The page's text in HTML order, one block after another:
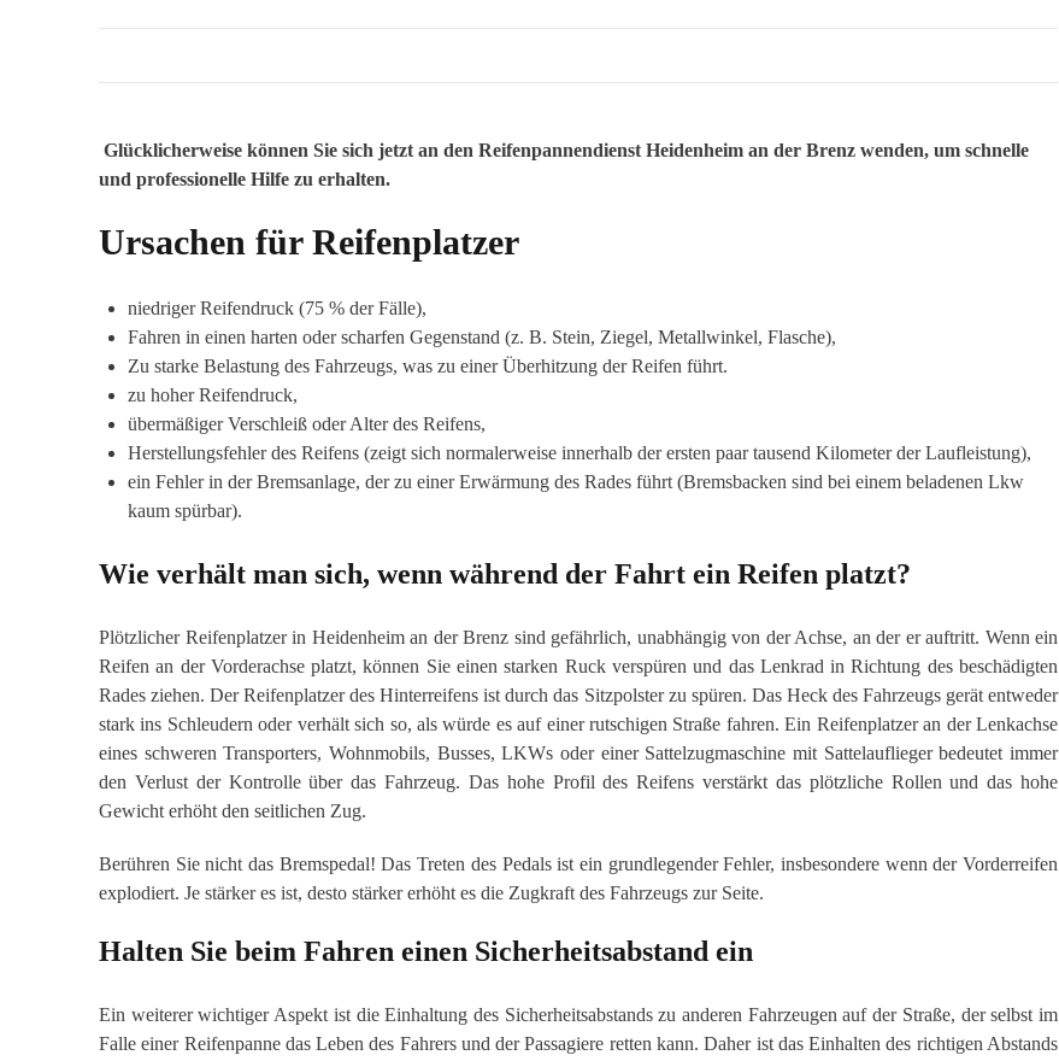
Glücklicherweise können Sie sich jetzt an den Reifenpannendienst Heidenheim an der Brenz wenden, um schnelle
und professionelle Hilfe zu erhalten.
Ursachen für Reifenplatzer
niedriger Reifendruck (75 % der Fälle),
Fahren in einen harten oder scharfen Gegenstand (z. B. Stein, Ziegel, Metallwinkel, Flasche),
Zu starke Belastung des Fahrzeugs, was zu einer Überhitzung der Reifen führt.
zu hoher Reifendruck,
übermäßiger Verschleiß oder Alter des Reifens,
Herstellungsfehler des Reifens (zeigt sich normalerweise innerhalb der ersten paar tausend Kilometer der Laufleistung),
ein Fehler in der Bremsanlage, der zu einer Erwärmung des Rades führt (Bremsbacken sind bei einem beladenen Lkw
kaum spürbar).
Wie verhält man sich, wenn während der Fahrt ein Reifen platzt?
Plötzlicher Reifenplatzer in Heidenheim an der Brenz sind gefährlich, unabhängig von der Achse, an der er auftritt. Wenn ein
Reifen an der Vorderachse platzt, können Sie einen starken Ruck verspüren und das Lenkrad in Richtung des beschädigten
Rades ziehen. Der Reifenplatzer des Hinterreifens ist durch das Sitzpolster zu spüren. Das Heck des Fahrzeugs gerät entweder
stark ins Schleudern oder verhält sich so, als würde es auf einer rutschigen Straße fahren. Ein Reifenplatzer an der Lenkachse
eines schweren Transporters, Wohnmobils, Busses, LKWs oder einer Sattelzugmaschine mit Sattelauflieger bedeutet immer
den Verlust der Kontrolle über das Fahrzeug. Das hohe Profil des Reifens verstärkt das plötzliche Rollen und das hohe
Gewicht erhöht den seitlichen Zug.
Berühren Sie nicht das Bremspedal! Das Treten des Pedals ist ein grundlegender Fehler, insbesondere wenn der Vorderreifen
explodiert. Je stärker es ist, desto stärker erhöht es die Zugkraft des Fahrzeugs zur Seite.
Halten Sie beim Fahren einen Sicherheitsabstand ein
Ein weiterer wichtiger Aspekt ist die Einhaltung des Sicherheitsabstands zu anderen Fahrzeugen auf der Straße, der selbst im
Falle einer Reifenpanne das Leben des Fahrers und der Passagiere retten kann. Daher ist das Einhalten des richtigen Abstands